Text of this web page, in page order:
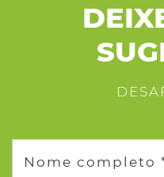
Nome completo